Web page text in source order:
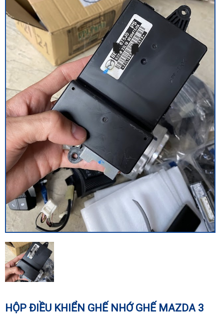
HỘP ĐIỀU KHIỂN GHẾ NHỚ GHẾ MAZDA 3